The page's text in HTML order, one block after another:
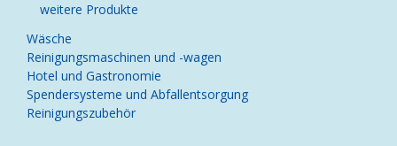
weitere Produkte
Wäsche
Reinigungsmaschinen und -wagen
Hotel und Gastronomie
Spendersysteme und Abfallentsorgung
Reinigungszubehör